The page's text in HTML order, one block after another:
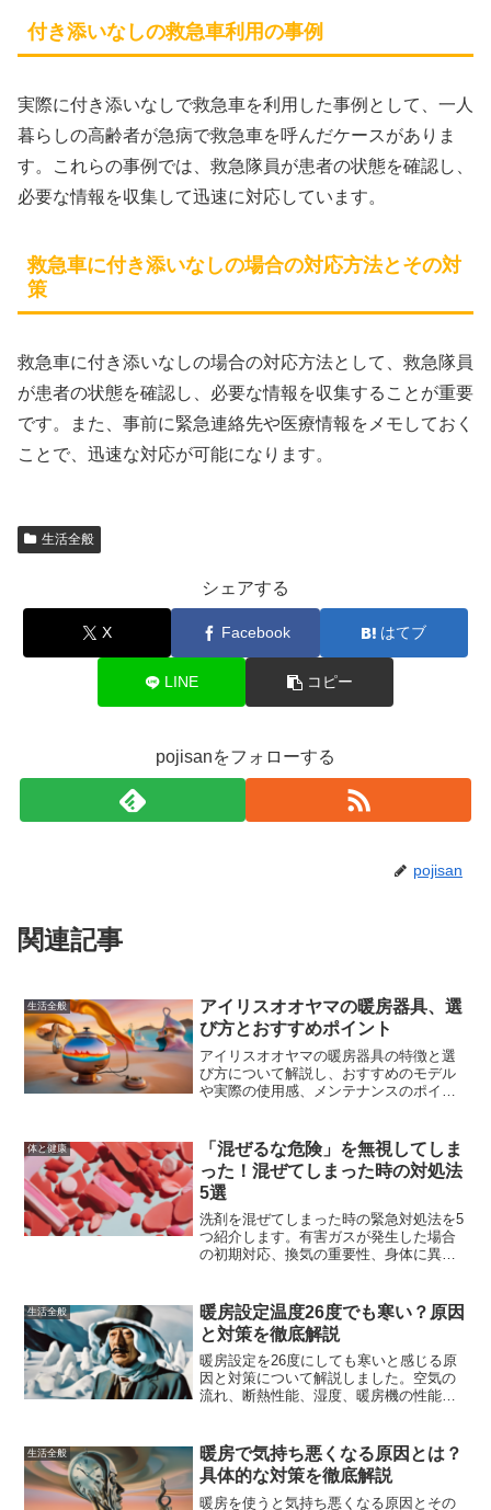
付き添いなしの救急車利用の事例
実際に付き添いなしで救急車を利用した事例として、一人
暮らしの高齢者が急病で救急車を呼んだケースがありま
す。これらの事例では、救急隊員が患者の状態を確認し、
必要な情報を収集して迅速に対応しています。
救急車に付き添いなしの場合の対応方法とその対
策
救急車に付き添いなしの場合の対応方法として、救急隊員
が患者の状態を確認し、必要な情報を収集することが重要
です。また、事前に緊急連絡先や医療情報をメモしておく
ことで、迅速な対応が可能になります。
生活全般
シェアする
X Facebook はてブ
LINE コピー
pojisanをフォローする
pojisan
関連記事
生活全般
アイリスオオヤマの暖房器具、選
び方とおすすめポイント
アイリスオオヤマの暖房器具の特徴と選
び方について解説し、おすすめのモデル
や実際の使用感、メンテナンスのポイン
ます。
体と健康
「混ぜるな危険」を無視してしま
った！混ぜてしまった時の対処法
5選
洗剤を混ぜてしまった時の緊急対処法を5
つ紹介します。有害ガスが発生した場合
の初期対応、換気の重要性、身体に異常
す。
生活全般
暖房設定温度26度でも寒い？原因
と対策を徹底解説
暖房設定を26度にしても寒いと感じる原
因と対策について解説しました。空気の
流れ、断熱性能、湿度、暖房機の性能な
ネルギー効率を高める方法を見つけてく
ださい。
生活全般
暖房で気持ち悪くなる原因とは？
具体的な対策を徹底解説
暖房を使うと気持ち悪くなる原因とその